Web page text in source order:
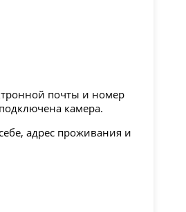
почты и номер
камера.
адрес проживания и